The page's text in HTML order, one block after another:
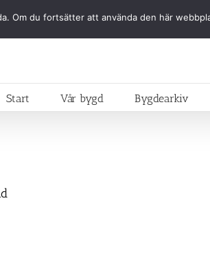
Start Vår bygd Bygdearkiv
Om du fortsätter att använda den här